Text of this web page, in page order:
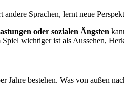
andere Sprachen, lernt neue
oder sozialen Ängsten
wichtiger ist als Aussehen,
Jahre bestehen. Was von außen